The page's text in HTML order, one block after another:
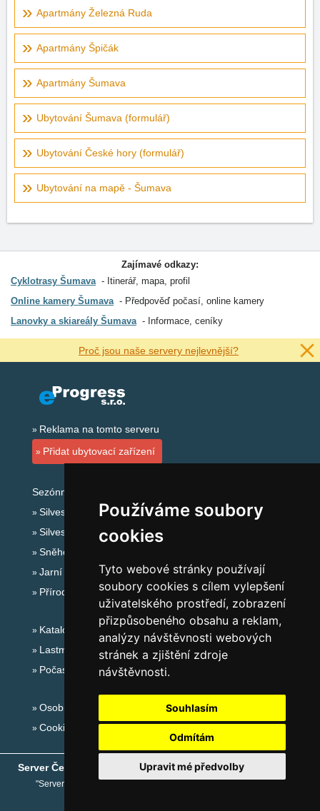
Používáme soubory
cookies
Tyto webové stránky používají
soubory cookies s cílem vylepšení
uživatelského prostředí, zobrazení
přizpůsobeného obsahu a reklam,
analýzy návštěvnosti webových
stránek a zjištění zdroje
návštěvnosti.
Souhlasím
Odmítám
Upravit mé předvolby
Apartmány Železná Ruda
Apartmány Špičák
Apartmány Šumava
Ubytování Šumava (formulář)
Ubytování České hory (formulář)
Ubytování na mapě - Šumava
Zajímavé odkazy:
Cyklotrasy Šumava
Itinerář, mapa, profil
Online kamery Šumava
Předpověď počasí, online kamery
Lanovky a skiareály Šumava
Informace, ceníky
Proč jsou naše servery nejlevnější?
Reklama na tomto serveru
Přidat ubytovací zařízení
Sezónní odkazy:
Silvester Šumava
Silvestr na horách 2025/26
Sněhové zpravodajství
Jarní prázdniny 2027
Přírodní koupaliště
Katalog ubytování Šumava
Lastminute Šumava
Počasí na horách
Osobní údaje
Cookies
Server České hory ® - Copyright © 1999-2026 eProgress s.r.o.
"Server České hory" je registrovaná obchodní známka společnosti